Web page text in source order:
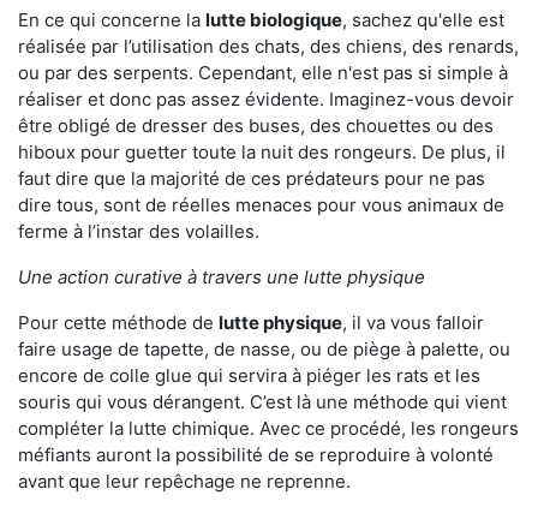
En ce qui concerne la lutte biologique, sachez qu'elle est
réalisée par l’utilisation des chats, des chiens, des renards,
ou par des serpents. Cependant, elle n'est pas si simple à
réaliser et donc pas assez évidente. Imaginez-vous devoir
être obligé de dresser des buses, des chouettes ou des
hiboux pour guetter toute la nuit des rongeurs. De plus, il
faut dire que la majorité de ces prédateurs pour ne pas
dire tous, sont de réelles menaces pour vous animaux de
ferme à l’instar des volailles.
Une action curative à travers une lutte physique
Pour cette méthode de lutte physique, il va vous falloir
faire usage de tapette, de nasse, ou de piège à palette, ou
encore de colle glue qui servira à piéger les rats et les
souris qui vous dérangent. C’est là une méthode qui vient
compléter la lutte chimique. Avec ce procédé, les rongeurs
méfiants auront la possibilité de se reproduire à volonté
avant que leur repêchage ne reprenne.